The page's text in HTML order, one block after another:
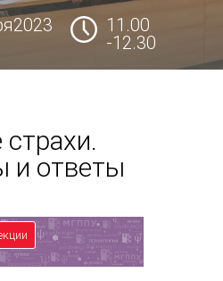
11.00
-12.30
и ответы